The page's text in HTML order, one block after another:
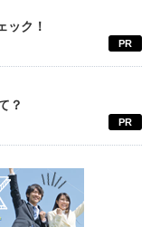
ック！
PR
？
PR